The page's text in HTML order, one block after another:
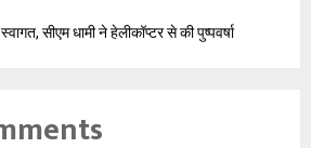
सीएम धामी ने हेलीकॉप्टर से की पुष्पवर्षा